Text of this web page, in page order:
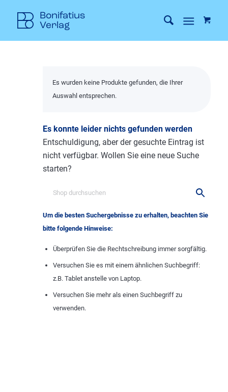
Es wurden keine Produkte gefunden, die Ihrer
Auswahl entsprechen.
Es konnte leider nichts gefunden werden
Entschuldigung, aber der gesuchte Eintrag ist
nicht verfügbar. Wollen Sie eine neue Suche
starten?
Um die besten Suchergebnisse zu erhalten, beachten Sie
bitte folgende Hinweise:
Überprüfen Sie die Rechtschreibung immer sorgfältig.
Versuchen Sie es mit einem ähnlichen Suchbegriff:
z.B. Tablet anstelle von Laptop.
Versuchen Sie mehr als einen Suchbegriff zu
verwenden.